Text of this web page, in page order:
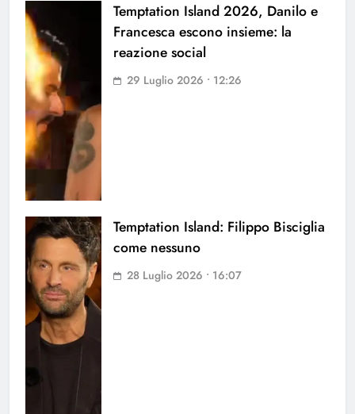
Temptation Island 2026, Danilo e
Francesca escono insieme: la
reazione social
29 Luglio 2026 • 12:26
Temptation Island: Filippo Bisciglia
come nessuno
28 Luglio 2026 • 16:07